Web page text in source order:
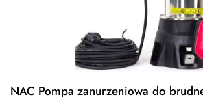
NAC Pompa zanurzeniowa do